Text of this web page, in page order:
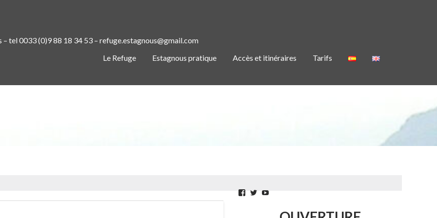
tel 0033 (0)9 88 18 34 53 – refuge.estagnous@gmail.com
Le Refuge
Estagnous pratique Accès et itinéraires Tarifs
Facebook
Twitter